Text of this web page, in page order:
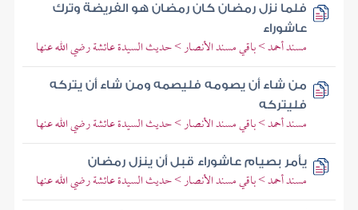
فلما نزل رمضان كان رمضان هو الفريضة وترك
عاشوراء
مسند أحمد > باقي مسند الأنصار > حديث السيدة عائشة رضي الله عنها
من شاء أن يصومه فليصمه ومن شاء أن يتركه
فليتركه
مسند أحمد > باقي مسند الأنصار > حديث السيدة عائشة رضي الله عنها
يأمر بصيام عاشوراء قبل أن ينزل رمضان
مسند أحمد > باقي مسند الأنصار > حديث السيدة عائشة رضي الله عنها